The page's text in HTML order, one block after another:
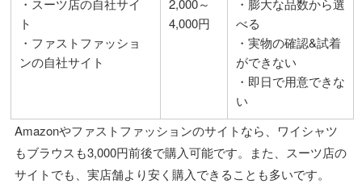
・スーツ店の自社サイ
ト
・ファストファッショ
ンの自社サイト
2,000～
4,000円
・膨大な品数から選
べる
・実物の確認&試着
ができない
・即日で用意できな
い
Amazonやファストファッションのサイトなら、ワイシャツ
もブラウスも3,000円前後で購入可能です。また、スーツ店の
サイトでも、実店舗より安く購入できることも多いです。